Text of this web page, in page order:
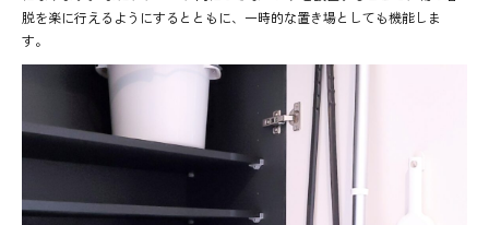
脱を楽に行えるようにするとともに、一時的な置き場としても機能しま
す。